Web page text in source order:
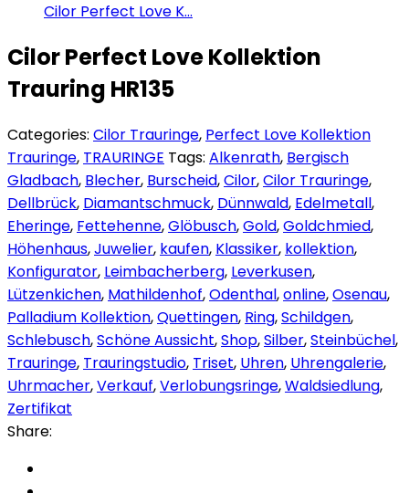
Cilor Perfect Love K...
Cilor Perfect Love Kollektion
Trauring HR135
Categories: Cilor Trauringe, Perfect Love Kollektion
Trauringe, TRAURINGE Tags: Alkenrath, Bergisch
Gladbach, Blecher, Burscheid,Cilor,Cilor Trauringe,
Dellbrück, Diamantschmuck, Dünnwald, Edelmetall,
Eheringe, Fettehenne,Glöbusch,Gold,Goldchmied,
Höhenhaus,Juwelier, kaufen, Klassiker, kollektion,
Konfigurator, Leimbacherberg, Leverkusen,
Lützenkichen, Mathildenhof,Odenthal,online,Osenau,
Palladium Kollektion,Quettingen, Ring,Schildgen,
Schlebusch,Schöne Aussicht,Shop,Silber,Steinbüchel,
Trauringe, Trauringstudio, Triset, Uhren, Uhrengalerie,
Uhrmacher,Verkauf,Verlobungsringe,Waldsiedlung,
Zertifikat
Share: